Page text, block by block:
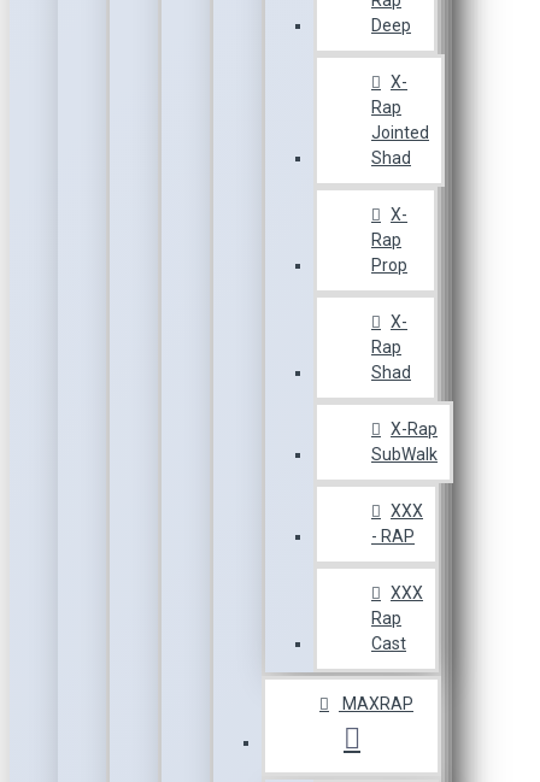
Deep
X-
Rap
Jointed
Shad
X-
Rap
Prop
X-
Rap
Shad
X-Rap
SubWalk
XXX
- RAP
XXX
Rap
Cast
MAXRAP